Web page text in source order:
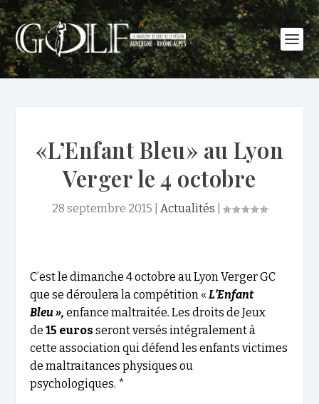
«L’Enfant Bleu» au Lyon
Verger le 4 octobre
28 septembre 2015 Actualités
C’est le dimanche 4 octobre au Lyon Verger GC
que se déroulera la compétition «L’Enfant
Bleu »,enfance maltraitée. Les droits de Jeux
de15 euros seront versés intégralement à
cette association qui défend les enfants victimes
de maltraitances physiques ou
psychologiques. *